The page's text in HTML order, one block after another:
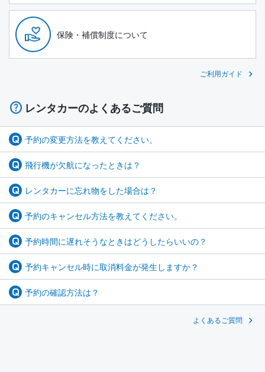
保険・補償制度について
ご利用ガイド
レンタカーのよくあるご質問
予約の変更方法を教えてください。
飛行機が欠航になったときは？
レンタカーに忘れ物をした場合は？
予約のキャンセル方法を教えてください。
予約時間に遅れそうなときはどうしたらいいの？
予約キャンセル時に取消料金が発生しますか？
予約の確認方法は？
よくあるご質問